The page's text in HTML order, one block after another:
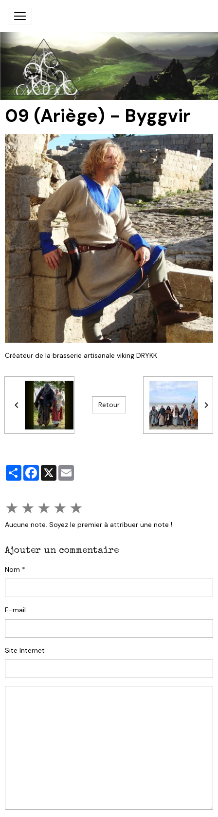
09 (Ariège) - Byggvir
Créateur de la brasserie artisanale viking DRYKK
Retour
PartagerFacebook
X
★ ★ ★ ★ ★
Aucune note. Soyez le premier à attribuer une note !
Ajouter un commentaire
Nom
E-mail
Site Internet